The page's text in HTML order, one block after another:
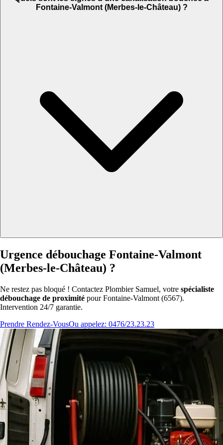
Fontaine-Valmont (Merbes-le-Château) ?
Urgence débouchage Fontaine-Valmont
(Merbes-le-Château) ?
Ne restez pas bloqué ! Contactez Plombier Samuel, votre spécialiste
débouchage de proximité pour Fontaine-Valmont (6567).
Intervention 24/7 garantie.
Prendre Rendez-VousOu appelez: 0476/23.23.23